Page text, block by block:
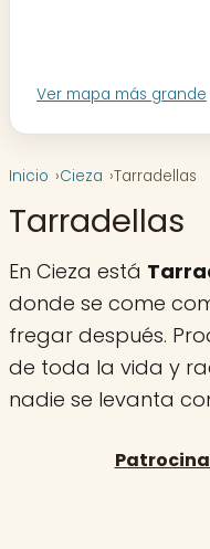
Ver mapa más grande
Inicio Cieza Tarradellas
Tarradellas
En Cieza está
donde se come
fregar después.
de toda la vida y
nadie se levanta